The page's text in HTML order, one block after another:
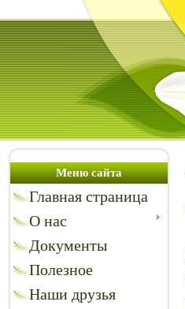
Меню сайта
Главная страница
О нас
Документы
Полезное
Наши друзья